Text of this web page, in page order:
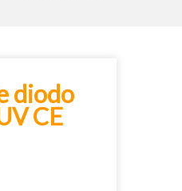
diodo
CE